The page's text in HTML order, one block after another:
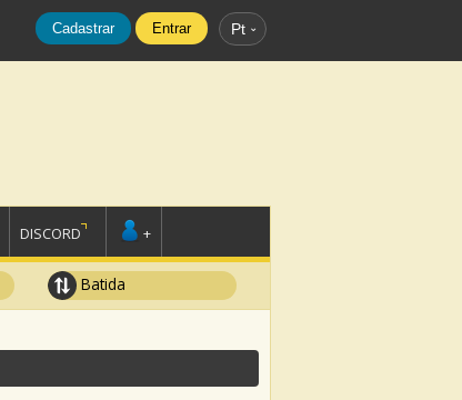
Cadastrar Entrar Pt
DISCORD +
Batida